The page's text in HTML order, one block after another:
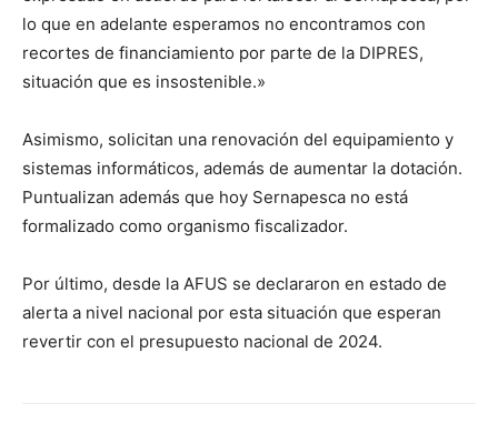
lo que en adelante esperamos no encontramos con
recortes de financiamiento por parte de la DIPRES,
situación que es insostenible.»
Asimismo, solicitan una renovación del equipamiento y
sistemas informáticos, además de aumentar la dotación.
Puntualizan además que hoy Sernapesca no está
formalizado como organismo fiscalizador.
Por último, desde la AFUS se declararon en estado de
alerta a nivel nacional por esta situación que esperan
revertir con el presupuesto nacional de 2024.